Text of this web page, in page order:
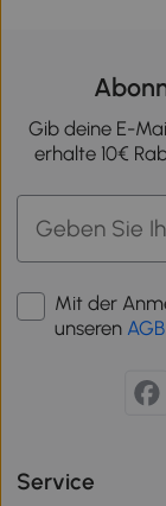
Gib deine E-
erhalte 10€
Mit der
unseren AGB
Service